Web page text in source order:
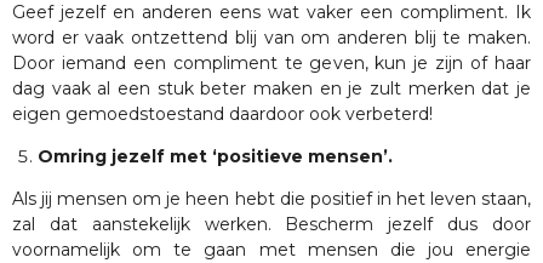
Geef jezelf en anderen eens wat vaker een compliment. Ik
word er vaak ontzettend blij van om anderen blij te maken.
Door iemand een compliment te geven, kun je zijn of haar
dag vaak al een stuk beter maken en je zult merken dat je
eigen gemoedstoestand daardoor ook verbeterd!
Omring jezelf met ‘positieve mensen’.
Als jij mensen om je heen hebt die positief in het leven staan,
zal dat aanstekelijk werken. Bescherm jezelf dus door
voornamelijk om te gaan met mensen die jou energie